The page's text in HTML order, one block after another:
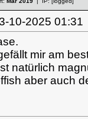
10-2025
mir am
natürlich
aber auch